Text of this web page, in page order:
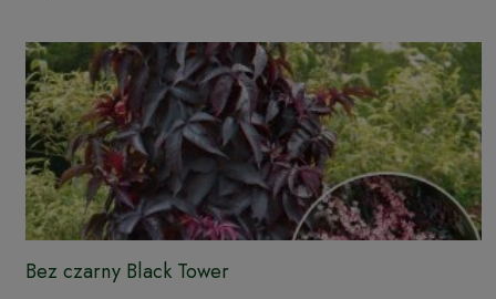
Bez czarny Black Tower